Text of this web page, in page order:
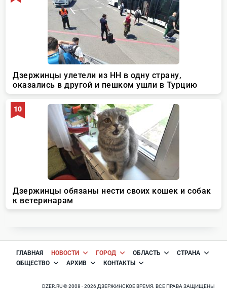
ГЛАВНАЯ НОВОСТИ ГОРОД ОБЛАСТЬ
СТРАНА
ОБЩЕСТВО
АРХИВ КОНТАКТЫ
DZER.RU © 2008 - 2026 ДЗЕРЖИНСКОЕ ВРЕМЯ. ВСЕ ПРАВА ЗАЩИЩЕНЫ